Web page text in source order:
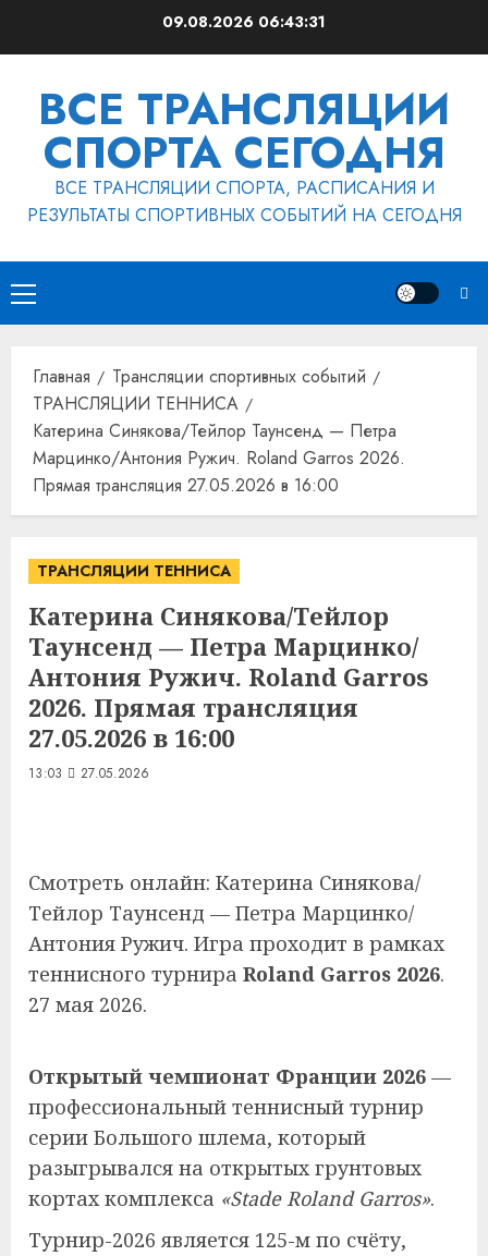
09.08.2026 06:43:32
ВСЕ ТРАНСЛЯЦИИ
СПОРТА СЕГОДНЯ
ВСЕ ТРАНСЛЯЦИИ СПОРТА, РАСПИСАНИЯ И
РЕЗУЛЬТАТЫ СПОРТИВНЫХ СОБЫТИЙ НА СЕГОДНЯ
Основное
меню
Главная
Трансляции спортивных событий
ТРАНСЛЯЦИИ ТЕННИСА
Катерина Синякова/Тейлор Таунсенд — Петра
Марцинко/Антония Ружич. Roland Garros 2026.
Прямая трансляция 27.05.2026 в 16:00
ТРАНСЛЯЦИИ ТЕННИСА
Катерина Синякова/Тейлор
Таунсенд — Петра Марцинко/
Антония Ружич. Roland Garros
2026. Прямая трансляция
27.05.2026 в 16:00
13:03 27.05.2026
Смотреть онлайн: Катерина Синякова/
Тейлор Таунсенд — Петра Марцинко/
Антония Ружич. Игра проходит в рамках
теннисного турнира Roland Garros 2026.
27 мая 2026.
Открытый чемпионат Франции 2026 —
профессиональный теннисный турнир
серии Большого шлема, который
разыгрывался на открытых грунтовых
кортах комплекса «Stade Roland Garros».
Турнир-2026 является 125-м по счёту,